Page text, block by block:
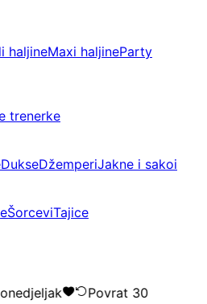
haljineMaxi haljineParty
trenerke
DukseDžemperiJakne i sakoi
ŠorceviTajice
Povrat 30